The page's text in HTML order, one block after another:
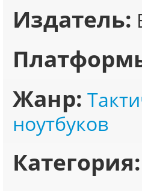
Издатель:
Жанр:
ноутбуков
Категория: